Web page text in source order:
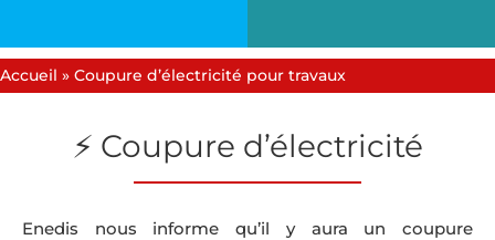
Accueil » Coupure d’électricité pour travaux
⚡ Coupure d’électricité
Enedis nous informe qu’il y aura un coupure